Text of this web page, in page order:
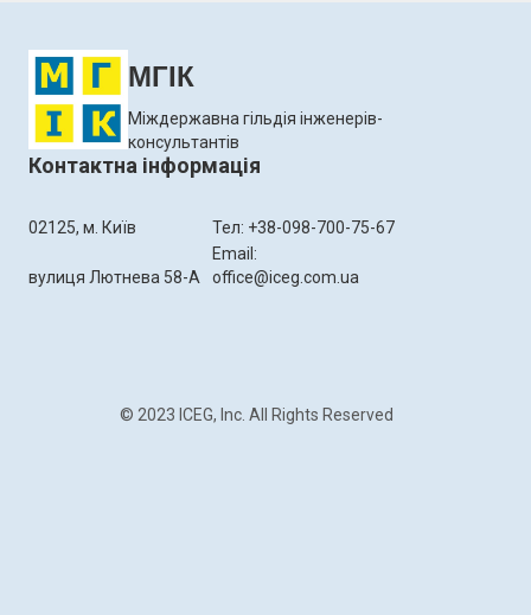
МГІК
Міждержавна гільдія інженерів-
консультантів
Контактна інформація
02125, м. Київ
вулиця Лютнева 58-А
Тел: +38-098-700-75-67
Email:
office@iceg.com.ua
© 2023 ICEG, Inc. All Rights Reserved